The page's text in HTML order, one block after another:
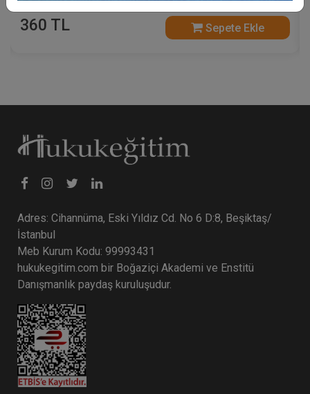
360 TL Sepete Ekle
Adres: Cihannüma, Eski Yıldız Cd. No 6 D:8, Beşiktaş/
İstanbul
Meb Kurum Kodu: 99993431
hukukegitim.com bir Boğaziçi Akademi ve Enstitü
Danışmanlık paydaş kuruluşudur.